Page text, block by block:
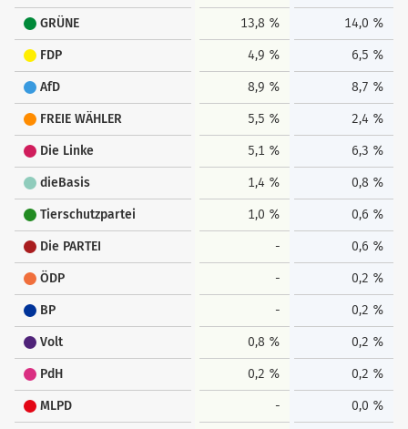
GRÜNE 13,8 % 14,0 %
FDP 4,9 % 6,5 %
AfD 8,9 % 8,7 %
FREIE WÄHLER 5,5 % 2,4 %
Die Linke 5,1 % 6,3 %
dieBasis 1,4 % 0,8 %
Tierschutzpartei 1,0 % 0,6 %
Die PARTEI - 0,6 %
ÖDP - 0,2 %
BP - 0,2 %
Volt 0,8 % 0,2 %
PdH 0,2 % 0,2 %
MLPD - 0,0 %